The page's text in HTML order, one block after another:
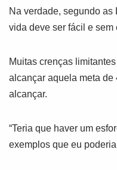
Na verdade, segundo
vida deve ser fácil e sem
Muitas crenças
alcançar aquela meta
alcançar.
“Teria que haver um
exemplos que eu